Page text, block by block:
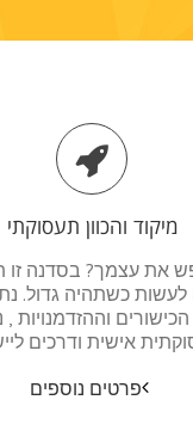
מיקוד והכוון תעסוקתי
את עצמך? בסדנה זו
כשתהיה גדול.
הכישורים
אישית ודרכים
פרטים נוספים